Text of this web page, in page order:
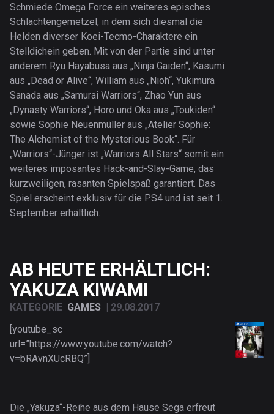
Schmiede Omega Force ein weiteres episches
Schlachtengemetzel, in dem sich diesmal die
Helden diverser Koei-Tecmo-Charaktere ein
Stelldichein geben. Mit von der Partie sind unter
anderem Ryu Hayabusa aus „Ninja Gaiden“, Kasumi
aus „Dead or Alive“, William aus „Nioh“, Yukimura
Sanada aus „Samurai Warriors“, Zhao Yun aus
„Dynasty Warriors“, Horo und Oka aus „Toukiden“
sowie Sophie Neuenmüller aus „Atelier Sophie:
The Alchemist of the Mysterious Book“. Für
„Warriors“-Jünger ist „Warriors All Stars“ somit ein
weiteres imposantes Hack-and-Slay-Game, das
kurzweiligen, rasanten Spielspaß garantiert. Das
Spiel erscheint exklusiv für die PS4 und ist seit 1.
September erhältlich.
AB HEUTE ERHÄLTLICH:
YAKUZA KIWAMI
KATEGORIE GAMES | 29.08.2017
[youtube_sc
url=”https://www.youtube.com/watch?
v=bRAvnXUcRBQ”]
Die „Yakuza“-Reihe aus dem Hause Sega erfreut